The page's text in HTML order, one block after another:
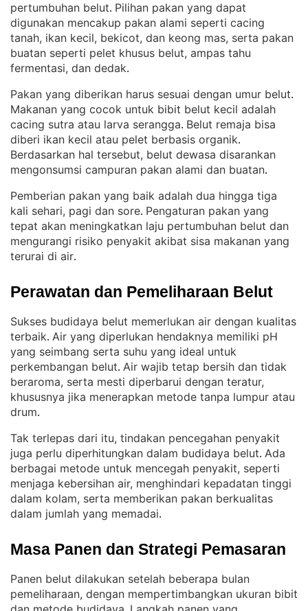
pertumbuhan belut. Pilihan pakan yang dapat
digunakan mencakup pakan alami seperti cacing
tanah, ikan kecil, bekicot, dan keong mas, serta pakan
buatan seperti pelet khusus belut, ampas tahu
fermentasi, dan dedak.
Pakan yang diberikan harus sesuai dengan umur belut
Makanan yang cocok untuk bibit belut kecil adalah
cacing sutra atau larva serangga. Belut remaja bisa
diberi ikan kecil atau pelet berbasis organik
Berdasarkan hal tersebut, belut dewasa disarankan
mengonsumsi campuran pakan alami dan buatan.
Pemberian pakan yang baik adalah dua hingga tiga
kali sehari, pagi dan sore. Pengaturan pakan yang
tepat akan meningkatkan laju pertumbuhan belut dan
mengurangi risiko penyakit akibat sisa makanan yang
terurai di air.
Perawatan dan Pemeliharaan Belut
Sukses budidaya belut memerlukan air dengan kualitas
terbaik. Air yang diperlukan hendaknya memiliki pH
yang seimbang serta suhu yang ideal untuk
perkembangan belut. Air wajib tetap bersih dan tidak
beraroma, serta mesti diperbarui dengan teratur,
khususnya jika menerapkan metode tanpa lumpur atau
drum.
Tak terlepas dari itu, tindakan pencegahan penyakit
juga perlu diperhitungkan dalam budidaya belut. Ada
berbagai metode untuk mencegah penyakit, seperti
menjaga kebersihan air, menghindari kepadatan tinggi
dalam kolam, serta memberikan pakan berkualitas
dalam jumlah yang memadai.
Masa Panen dan Strategi Pemasaran
Panen belut dilakukan setelah beberapa bulan
pemeliharaan, dengan mempertimbangkan ukuran bibit